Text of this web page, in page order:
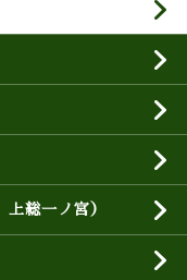
総一ノ宮）